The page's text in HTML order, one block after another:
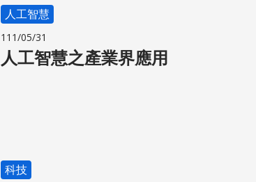
人工智慧
111/05/31
人工智慧之產業界應用
科技